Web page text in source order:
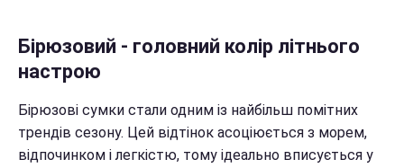
Бірюзовий - головний колір літнього
настрою
Бірюзові сумки стали одним із найбільш помітних
трендів сезону. Цей відтінок асоціюється з морем,
відпочинком і легкістю, тому ідеально вписується у